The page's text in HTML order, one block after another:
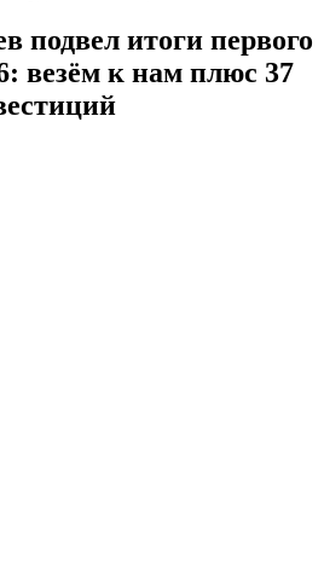
подвел итоги первого
везём к нам плюс 37